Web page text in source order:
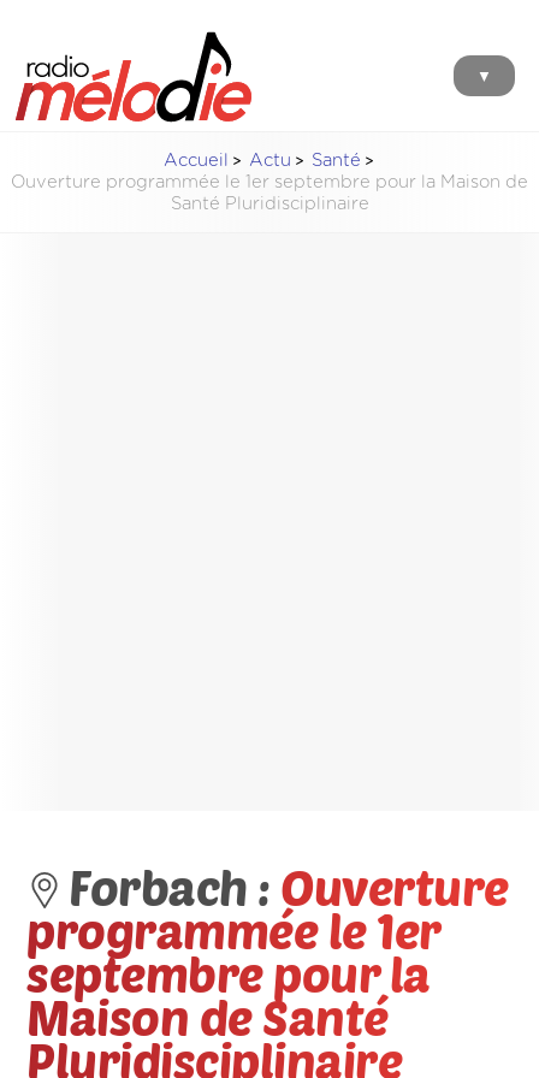
▼
Accueil Actu
Santé
Ouverture programmée le 1er septembre pour la Maison de
Santé Pluridisciplinaire
Forbach : Ouverture
programmée le 1er
septembre pour la
Maison de Santé
Pluridisciplinaire